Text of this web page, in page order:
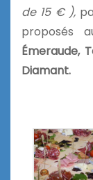
de 15 € ),
proposés
Émeraude,
Diamant.